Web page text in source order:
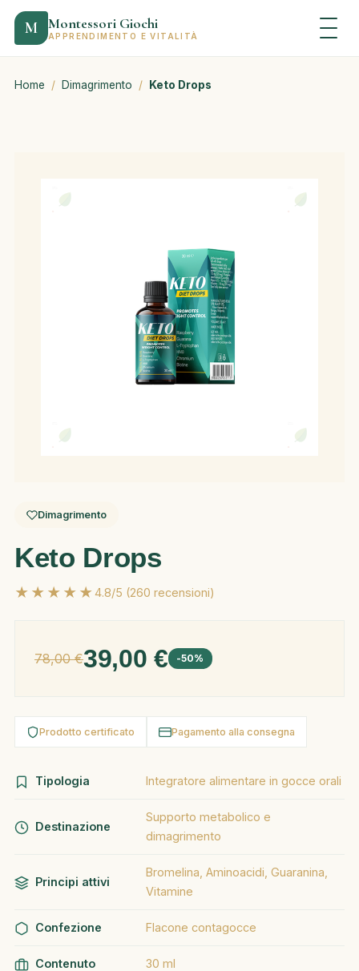
M Montessori Giochi
APPRENDIMENTO E VITALITÀ
Home / Dimagrimento / Keto Drops
Dimagrimento
Keto Drops
★★★★★4.8/5 (260 recensioni)
78,00 €39,00 € -50%
Prodotto certificato Pagamento alla consegna
Tipologia Integratore alimentare in gocce orali
Destinazione
Supporto metabolico e
dimagrimento
Principi attivi
Bromelina, Aminoacidi, Guaranina,
Vitamine
Confezione Flacone contagocce
Contenuto 30 ml